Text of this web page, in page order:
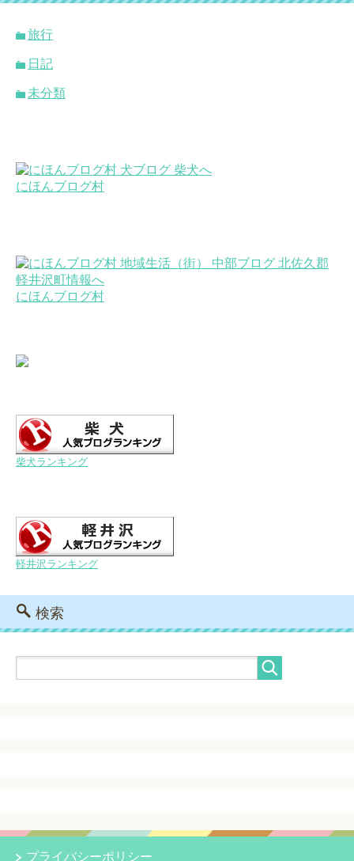
旅行
日記
未分類
にほんブログ村
にほんブログ村
柴犬ランキング
軽井沢ランキング
検索
プライバシーポリシー